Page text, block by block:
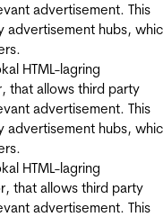
advertisement. This
advertisement hubs,
HTML-lagring
that allows third party
advertisement. This
advertisement hubs,
HTML-lagring
that allows third party
advertisement. This